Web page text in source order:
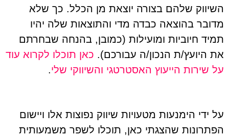
השיווק שלהם בצורה יוצאת מן הכלל. כך שלא
מדובר בהוצאה כבדה מדי והתוצאות שלה יהיו
תמיד חיוביות ומועילות (כמובן, בהנחה שבחרתם
את היועץ/ת הנכון/ה עבורכם). כאן תוכלו לקרוא עוד
על שירות הייעוץ האסטרטגי והשיווקי שלי.
על ידי הימנעות מטעויות שיווק נפוצות אלו ויישום
הפתרונות שהצגתי כאן, תוכלו לשפר משמעותית